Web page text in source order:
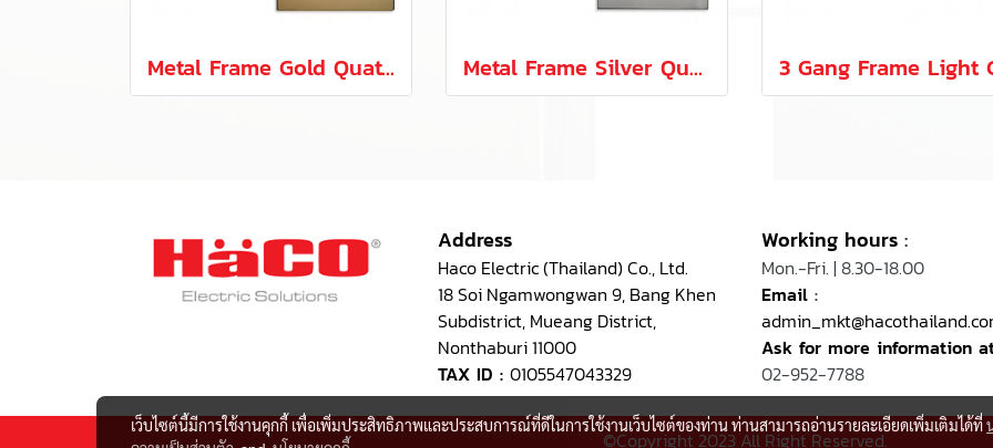
Metal Frame Gold Quattro Series Metal Frame Silver Quattro Series
Address
Haco Electric (Thailand) Co., Ltd.
18 Soi Ngamwongwan 9, Bang Khen
Subdistrict, Mueang District,
Nonthaburi 11000
TAX ID : 0105547043329
Working hours :
Mon.-Fri. | 8.30-18.00
Email :
Ask for more information
02-952-7788
©Copyright 2023 All Right Reserved.
เว็บไซต์นี้มีการใช้งานคุกกี้ เพื่อเพิ่มประสิทธิภาพและประสบการณ์ที่ดีในการใช้งานเว็บไซต์ของท่าน ท่านสามารถอ่านรายละเอียดเพิ่มเติมได้ที่